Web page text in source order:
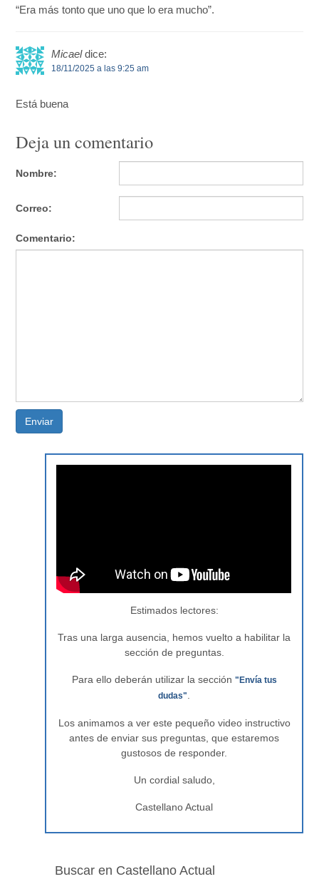
“Era más tonto que uno que lo era mucho”.
Micael dice:
18/11/2025 a las 9:25 am
Está buena
Deja un comentario
Nombre:
Correo:
Comentario:
Enviar
Estimados lectores:
Tras una larga ausencia, hemos vuelto a habilitar la
sección de preguntas.
Para ello deberán utilizar la sección "Envía tus
dudas"
Los animamos a ver este pequeño video instructivo
antes de enviar sus preguntas, que estaremos
gustosos de responder.
Un cordial saludo,
Castellano Actual
Buscar en Castellano Actual